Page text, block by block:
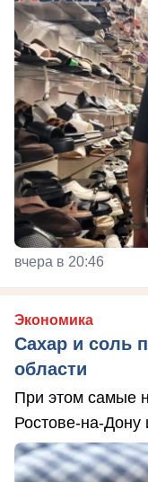
вчера в 20:46
Экономика
Сахар и соль
области
При этом самые
Ростове-на-